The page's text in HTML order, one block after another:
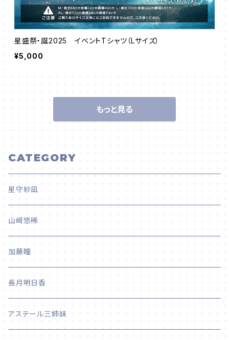
星盛祭・誕2025 イベントTシャツ（Lサイズ）
¥5,000
もっと見る
CATEGORY
星守紗凪
山﨑悠稀
加藤瞳
長月明日香
アステール三姉妹